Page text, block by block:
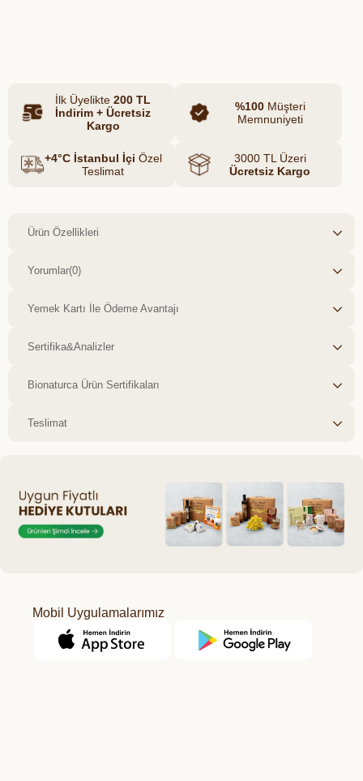
veren, birbirinden değerli butik
üreticilerimizle birlikte sizlere kolay
ulaşılabilir sağlıklı gıda zinciri
oluşturmaktan mutluluk duyarız.
İlk Üyelikte 200 TL
İndirim + Ücretsiz
Kargo
%100Müşteri
Memnuniyeti
+4°C İstanbul İçi Özel
Teslimat
3000 TL Üzeri
Ücretsiz Kargo
Ürün Özellikleri
Yorumlar(0)
Yemek Kartı İle Ödeme Avantajı
Sertifika&Analizler
Bionaturca Ürün Sertifikaları
Teslimat
Mobil Uygulamalarımız